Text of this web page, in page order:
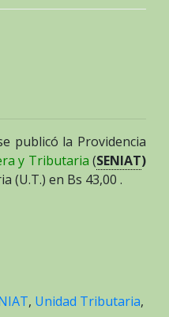
publicó la Providencia
y Tributaria (SENIAT)
(U.T.) en Bs 43,00 .
, Unidad Tributaria,